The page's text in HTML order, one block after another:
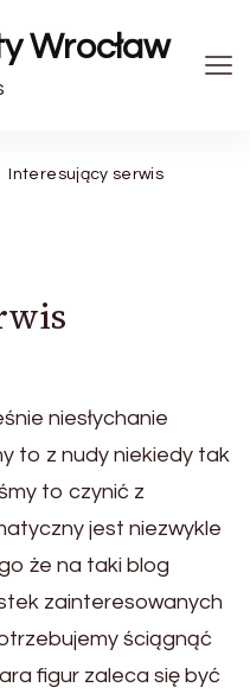
Wrocław
Interesujący serwis
niesłychanie
to z nudy niekiedy tak
to czynić z
jest niezwykle
że na taki blog
zainteresowanych
ściągnąć
figur zaleca się być